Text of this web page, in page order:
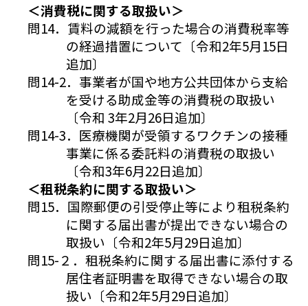
＜消費税に関する取扱い＞
問14．賃料の減額を行った場合の消費税率等
の経過措置について〔令和2年5月15日
追加〕
問14-2．事業者が国や地方公共団体から支給
を受ける助成金等の消費税の取扱い
〔令和 3年2月26日追加〕
問14-3．医療機関が受領するワクチンの接種
事業に係る委託料の消費税の取扱い
〔令和3年6月22日追加〕
＜租税条約に関する取扱い＞
問15．国際郵便の引受停止等により租税条約
に関する届出書が提出できない場合の
取扱い〔令和2年5月29日追加〕
問15-２．租税条約に関する届出書に添付する
居住者証明書を取得できない場合の取
扱い〔令和2年5月29日追加〕